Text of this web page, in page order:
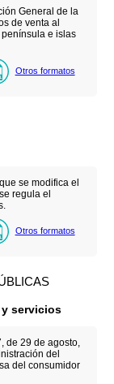
General de la
de venta al
e islas
Otros formatos
se modifica el
regula el
Otros formatos
servicios
de 29 de agosto,
del
del consumidor